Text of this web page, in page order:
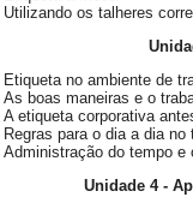
Utilizando os talheres
Etiqueta no ambiente de
As boas maneiras e o
A etiqueta corporativa
Regras para o dia a dia no
Administração do tempo e
Unidade 4 -